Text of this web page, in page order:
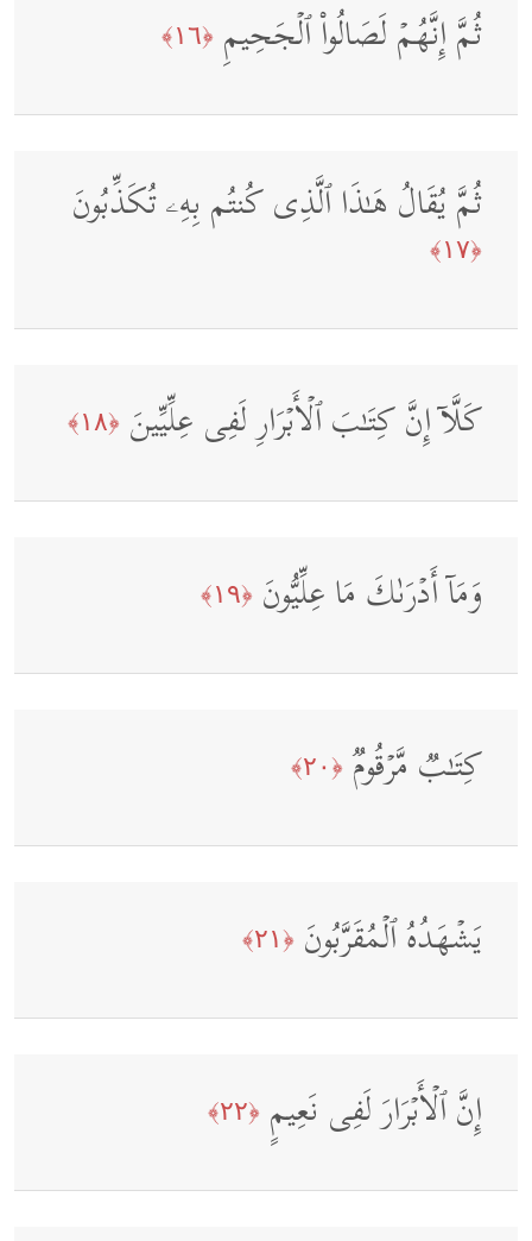
ثُمَّ إِنَّهُمۡ لَصَالُوا۟ ٱلۡجَحِیمِ ﴿١٦﴾
ثُمَّ یُقَالُ هَـٰذَا ٱلَّذِی كُنتُم بِهِۦ تُكَذِّبُونَ
﴿١٧﴾
كَلَّاۤ إِنَّ كِتَـٰبَ ٱلۡأَبۡرَارِ لَفِی عِلِّیِّینَ ﴿١٨﴾
وَمَاۤ أَدۡرَىٰكَ مَا عِلِّیُّونَ ﴿١٩﴾
كِتَـٰبࣱ مَّرۡقُومࣱ ﴿٢٠﴾
یَشۡهَدُهُ ٱلۡمُقَرَّبُونَ ﴿٢١﴾
إِنَّ ٱلۡأَبۡرَارَ لَفِی نَعِیمٍ ﴿٢٢﴾